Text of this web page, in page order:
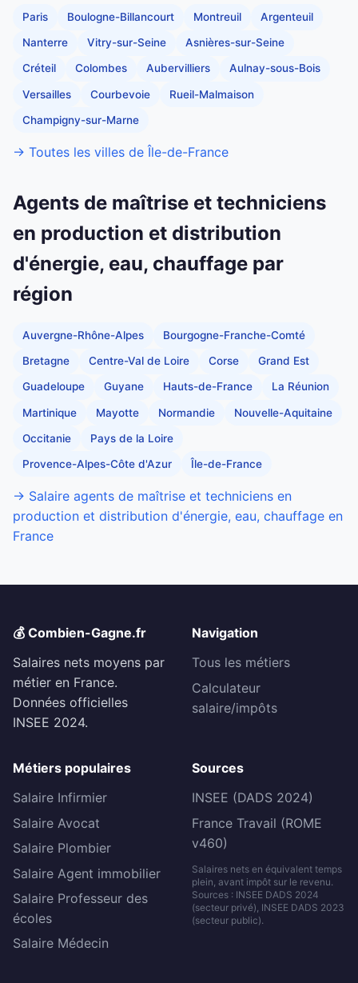
Paris Boulogne-Billancourt Montreuil Argenteuil
Nanterre Vitry-sur-Seine Asnières-sur-Seine
Créteil Colombes Aubervilliers Aulnay-sous-Bois
Versailles Courbevoie Rueil-Malmaison
Champigny-sur-Marne
→ Toutes les villes de Île-de-France
Agents de maîtrise et techniciens
en production et distribution
d'énergie, eau, chauffage par
région
Auvergne-Rhône-Alpes Bourgogne-Franche-Comté
Bretagne Centre-Val de Loire Corse Grand Est
Guadeloupe Guyane Hauts-de-France La Réunion
Martinique Mayotte Normandie Nouvelle-Aquitaine
Occitanie Pays de la Loire
Provence-Alpes-Côte d'Azur Île-de-France
→ Salaire agents de maîtrise et techniciens en
production et distribution d'énergie, eau, chauffage en
France
💰 Combien-Gagne.fr
Salaires nets moyens par
métier en France.
Données officielles
INSEE 2024.
Navigation
Tous les métiers
Calculateur
salaire/impôts
Métiers populaires
Salaire Infirmier
Salaire Avocat
Salaire Plombier
Salaire Agent immobilier
Salaire Professeur des
écoles
Salaire Médecin
Sources
INSEE (DADS 2024)
France Travail (ROME
v460)
Salaires nets en équivalent temps
plein, avant impôt sur le revenu.
Sources : INSEE DADS 2024
(secteur privé), INSEE DADS 2023
(secteur public).